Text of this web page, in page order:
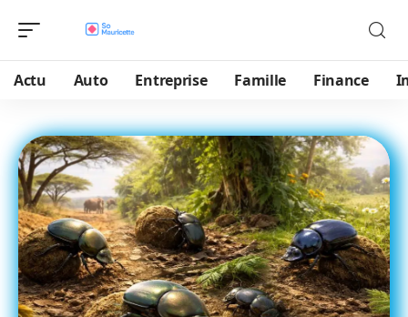
Actu Auto Entreprise Famille Finance